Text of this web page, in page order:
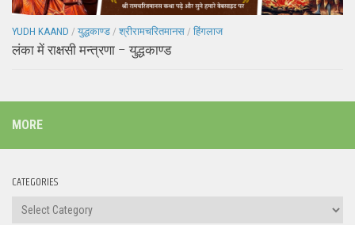
YUDH KAAND / युद्धकाण्ड / श्रीरामचरितमानस / हिंगलाज
लंका में राक्षसी मन्त्रणा – युद्धकाण्ड
MORE
CATEGORIES
Categories